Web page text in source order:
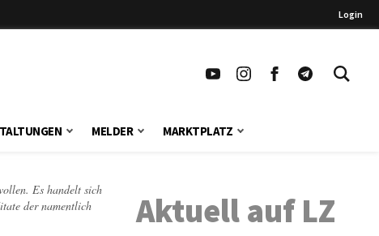
Login
MELDER MARKTPLATZ
Es handelt sich
der namentlich
Aktuell auf LZ